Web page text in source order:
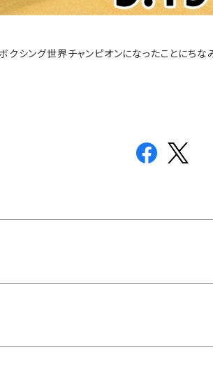
シング世界チャンピオンになったことにちな